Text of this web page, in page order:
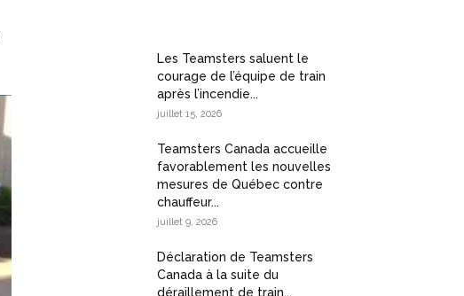
Les Teamsters saluent le
courage de l’équipe de train
après l’incendie...
juillet 15, 2026
Teamsters Canada accueille
favorablement les nouvelles
mesures de Québec contre
chauffeur...
juillet 9, 2026
Déclaration de Teamsters
Canada à la suite du
déraillement de train...